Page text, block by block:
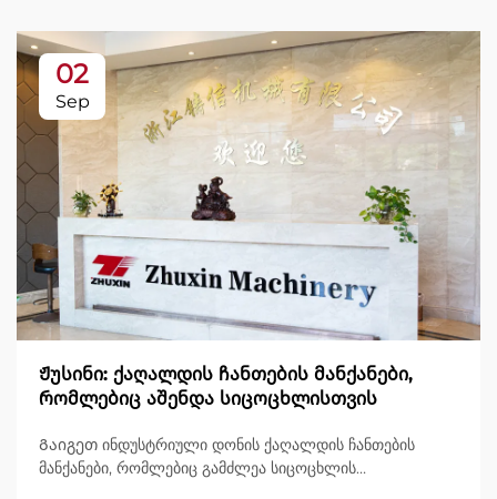
02
Sep
Ჟუსინი: ქაღალდის ჩანთების მანქანები,
რომლებიც აშენდა სიცოცხლისთვის
Გაიგეთ ინდუსტრიული დონის ქაღალდის ჩანთების
მანქანები, რომლებიც გამძლეა სიცოცხლის